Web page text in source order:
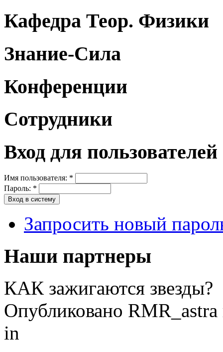
Кафедра Теор. Физики
Знание-Сила
Конференции
Сотрудники
Вход для пользователей
Имя пользователя: *
Пароль: *
Запросить новый
Наши партнеры
КАК зажигаются звезды?
Опубликовано
in